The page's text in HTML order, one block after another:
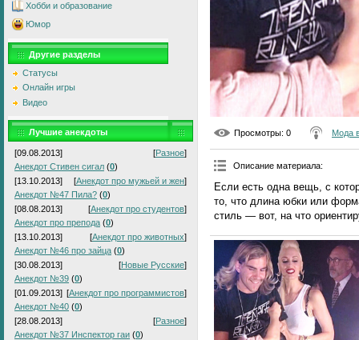
Хобби и образование
Юмор
Другие разделы
Статусы
Онлайн игры
Видео
Лучшие анекдоты
[09.08.2013] [Разное]
Анекдот Стивен сигал (0)
[13.10.2013]
[Анекдот про мужьей и жен]
Анекдот №47 Пила? (0)
[08.08.2013]
[Анекдот про студентов]
Анекдот про препода (0)
[13.10.2013]
[Анекдот про животных]
Анекдот №46 про зайца (0)
[30.08.2013]
[Новые Русские]
Анекдот №39 (0)
[01.09.2013] [Анекдот про программистов]
Анекдот №40 (0)
[28.08.2013]
[Разное]
Анекдот №37 Инспектор гаи (0)
Просмотры: 0 Мода
Описание материала:
Если есть одна вещь, с
то, что длина юбки или
стиль — вот, на что